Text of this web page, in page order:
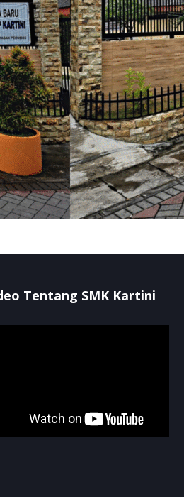
Tentang SMK Kartini